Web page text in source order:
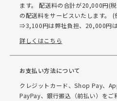
ます。 配送料の合計が20,000円(
の配送料をサービスいたします。
⇒3,100円は弊社負担、20,000円は
詳しくはこちら
お支払い方法について
クレジットカード、Shop Pay、
PayPay、銀行振込（前払い）を